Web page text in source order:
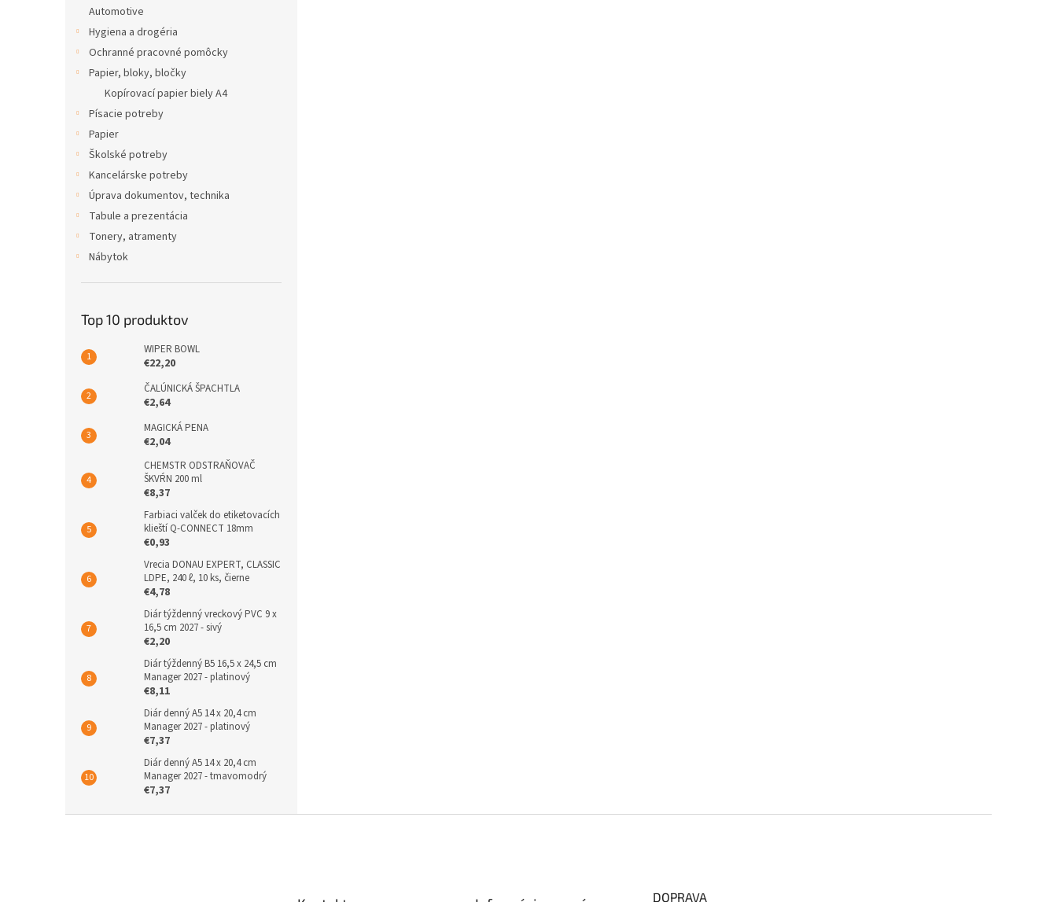
Automotive
Hygiena a drogéria
Ochranné pracovné pomôcky
Papier, bloky, bločky
Kopírovací papier biely A4
Písacie potreby
Papier
Školské potreby
Kancelárske potreby
Úprava dokumentov, technika
Tabule a prezentácia
Tonery, atramenty
Nábytok
Top 10 produktov
WIPER BOWL
€22,20
ČALÚNICKÁ ŠPACHTLA
€2,64
MAGICKÁ PENA
€2,04
CHEMSTR ODSTRAŇOVAČ
ŠKVŔN 200 ml
€8,37
Farbiaci valček do etiketovacích
klieští Q-CONNECT 18mm
€0,93
Vrecia DONAU EXPERT, CLASSIC
LDPE, 240 ℓ, 10 ks, čierne
€4,78
Diár týždenný vreckový PVC 9 x
16,5 cm 2027 - sivý
€2,20
Diár týždenný B5 16,5 x 24,5 cm
Manager 2027 - platinový
€8,11
Diár denný A5 14 x 20,4 cm
Manager 2027 - platinový
€7,37
Diár denný A5 14 x 20,4 cm
Manager 2027 - tmavomodrý
€7,37
DOPRAVA